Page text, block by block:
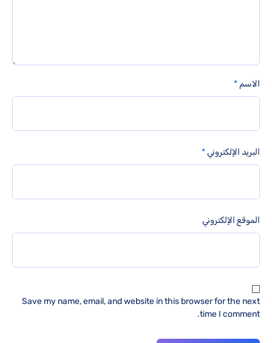
الاسم *
البريد الإلكتروني*
الموقع الإلكتروني
Save my name, email, and website in this browser for the next
time I comment.